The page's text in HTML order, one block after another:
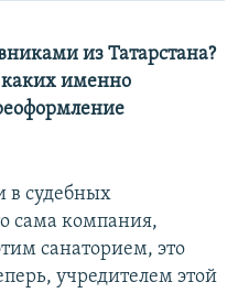
из Татарстана?
каких именно
в судебных
сама компания,
санаторием, это
учредителем этой